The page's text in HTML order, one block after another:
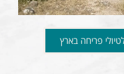
פריחה בארץ